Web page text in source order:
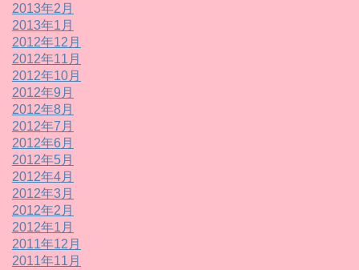
2013年2月
2013年1月
2012年12月
2012年11月
2012年10月
2012年9月
2012年8月
2012年7月
2012年6月
2012年5月
2012年4月
2012年3月
2012年2月
2012年1月
2011年12月
2011年11月